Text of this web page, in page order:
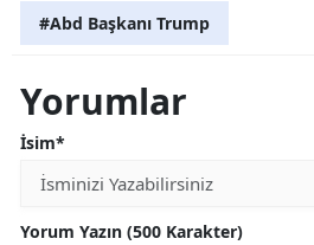
#Abd Başkanı Trump
Yorumlar
İsim*
Yorum Yazın (500 Karakter)